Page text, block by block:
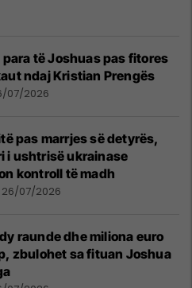
para të Joshuas pas fitores
ndaj Kristian Prengës
07/2026
pas marrjes së detyrës,
i ushtrisë ukrainase
kontroll të madh
26/07/2026
raunde dhe miliona euro
zbulohet sa fituan Joshua